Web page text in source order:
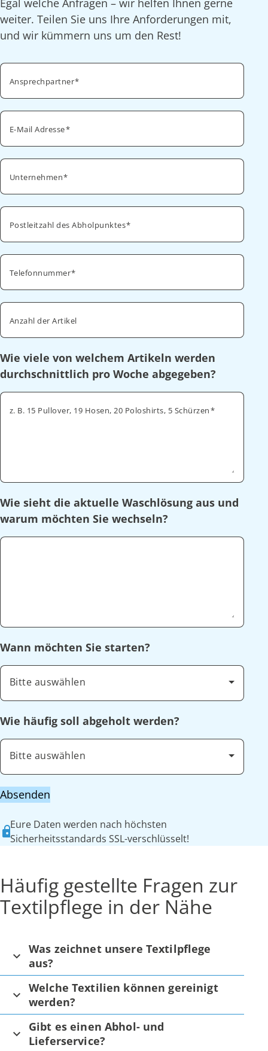
Egal welche Anfragen – wir helfen Ihnen gerne
weiter. Teilen Sie uns Ihre Anforderungen mit,
und wir kümmern uns um den Rest!
Ansprechpartner
E-Mail Adresse
Unternehmen
Postleitzahl des Abholpunktes
Telefonnummer
Anzahl der Artikel
Wie viele von welchem Artikeln werden
durchschnittlich pro Woche abgegeben?
z. B. 15 Pullover, 19 Hosen, 20 Poloshirts, 5 Schürzen
Wie sieht die aktuelle Waschlösung aus und
warum möchten Sie wechseln?
Wann möchten Sie starten?
Bitte auswählen
Wie häufig soll abgeholt werden?
Bitte auswählen
Absenden
Eure Daten werden nach höchsten
Sicherheitsstandards SSL-verschlüsselt!
Häufig gestellte Fragen zur
Textilpflege in der Nähe
Was zeichnet unsere Textilpflege
aus?
Welche Textilien können gereinigt
werden?
Gibt es einen Abhol- und
Lieferservice?